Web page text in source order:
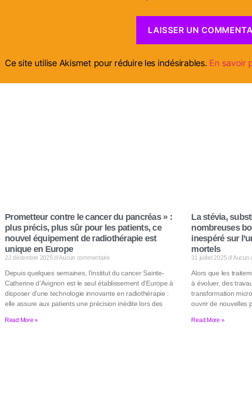
Ce site utilise Akismet pour réduire les indésirables. En savoir
Prometteur contre le cancer du pancréas » :
plus précis, plus sûr pour les patients, ce
nouvel équipement de radiothérapie est
unique en Europe
22 décembre 2025 Aucun commentaire
Depuis quelques semaines, l’institut du cancer Sainte-
Catherine d’Avignon est le seul établissement d’Europe à
disposer d’une technologie innovante en radiothérapie :
elle assure aux patients une précision inédite lors des
Read More »
La stévia,
nombreuses
inespéré sur
mortels
31 juillet 2025 Aucun
Alors que les
à évoluer, des
transformation
ouvrir de nouvelles
Read More »